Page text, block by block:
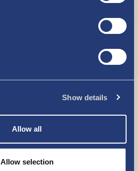
Show details
Allow all
Allow selection